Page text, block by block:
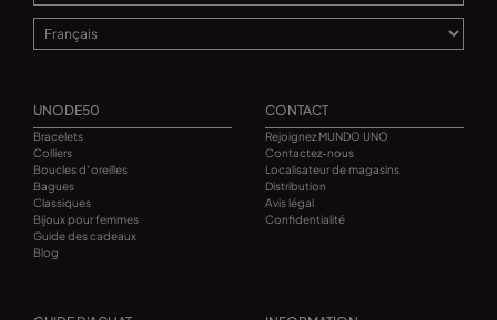
UNODE50
Bracelets
Colliers
Boucles d' oreilles
Bagues
Classiques
Bijoux pour femmes
Guide des cadeaux
Blog
CONTACT
Rejoignez MUNDO UNO
Contactez-nous
Localisateur de magasins
Distribution
Avis légal
Confidentialité